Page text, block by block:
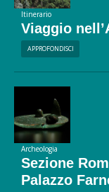
Itinerario
Viaggio
APPROFONDISCI
Archeologia
Sezione
Palazzo